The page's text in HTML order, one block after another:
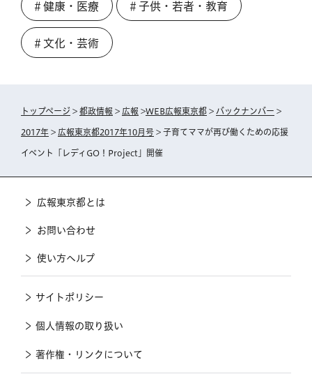
＃健康・医療 ＃子供・若者・教育
＃文化・芸術
トップページ > 都政情報 > 広報 >WEB広報東京都 > バックナンバー >
2017年 > 広報東京都2017年10月号 > 子育てママが再び働くための応援
イベント「レディGO！Project」開催
広報東京都とは
お問い合わせ
使い方ヘルプ
サイトポリシー
個人情報の取り扱い
著作権・リンクについて